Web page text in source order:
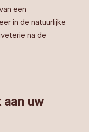
een
in de natuurlijke
na de
aan uw